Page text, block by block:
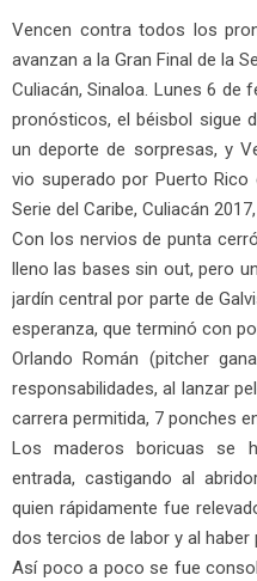
Vencen contra todos los pronósticos a las Águilas de Zulia y
avanzan a la Gran Final de la
Culiacán, Sinaloa. Lunes 6 de
pronósticos, el béisbol sigue
un deporte de sorpresas, y
vio superado por Puerto
Serie del Caribe, Culiacán
Con los nervios de punta
lleno las bases sin out, pero
jardín central por parte de
esperanza, que terminó con
Orlando Román (pitcher
responsabilidades, al lanzar
carrera permitida, 7 ponches
Los maderos boricuas se
entrada, castigando al
quien rápidamente fue
dos tercios de labor y al
Así poco a poco se fue